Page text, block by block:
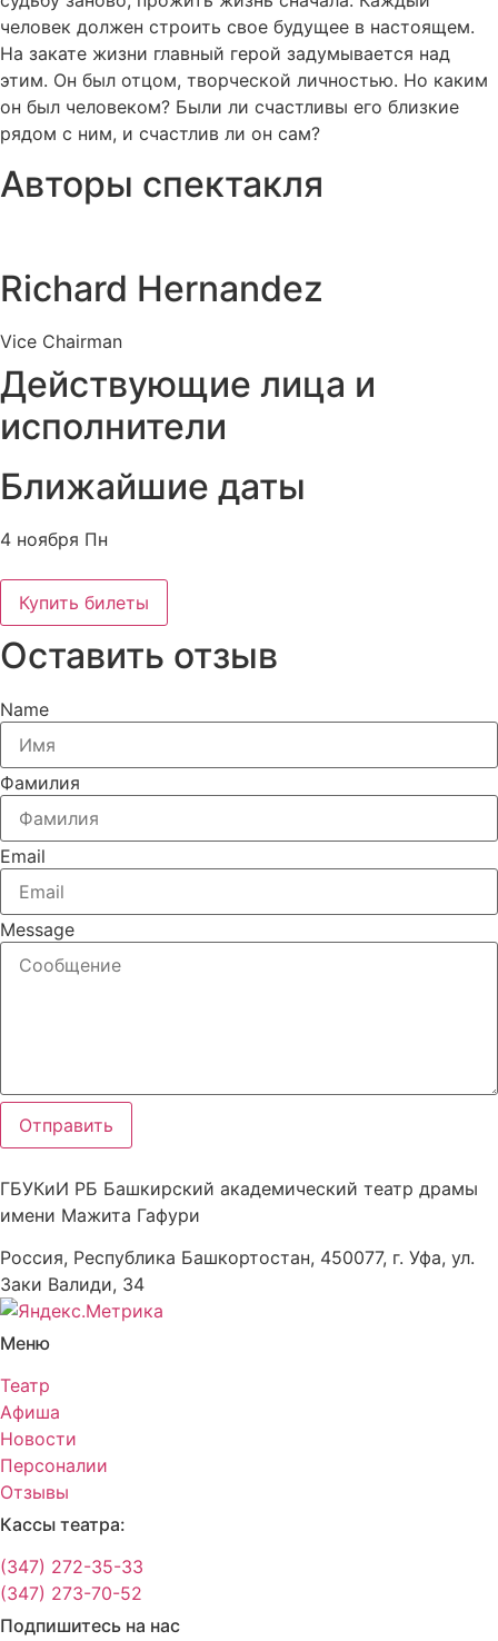
человек должен строить свое будущее в настоящем.
На закате жизни главный герой задумывается над
этим. Он был отцом, творческой личностью. Но каким
он был человеком? Были ли счастливы его близкие
рядом с ним, и счастлив ли он сам?
Авторы спектакля
Richard Hernandez
Vice Chairman
Действующие лица и
исполнители
Ближайшие даты
4 ноября Пн
Купить билеты
Оставить отзыв
Name
Фамилия
Email
Message
Отправить
ГБУКиИ РБ Башкирский академический театр драмы
имени Мажита Гафури
Россия, Республика Башкортостан, 450077, г. Уфа, ул.
Заки Валиди, 34
Меню
Театр
Афиша
Новости
Персоналии
Отзывы
Кассы театра:
(347) 272-35-33
(347) 273-70-52
Подпишитесь на нас